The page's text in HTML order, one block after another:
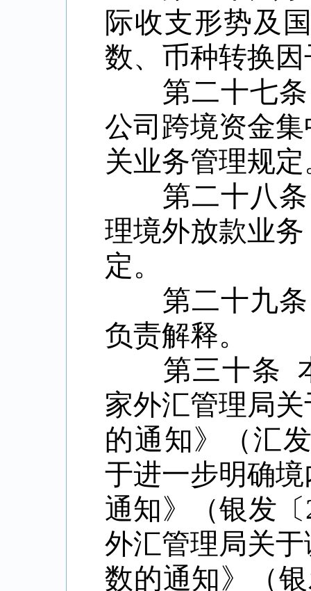
际收支形势及
数、币种转换
第二十七条
公司跨境资金
关业务管理规定
第二十八条
理境外放款业
定。
第二十九条
负责解释。
第三十条
家外汇管理局
的通知》（汇
于进一步明确
通知》（银发〔
外汇管理局关
数的通知》（